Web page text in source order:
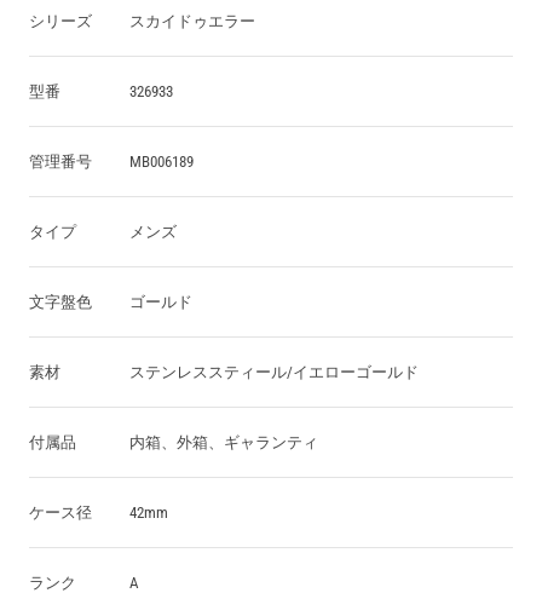
シリーズ スカイドゥエラー
型番 326933
管理番号 MB006189
タイプ メンズ
文字盤色 ゴールド
素材 ステンレススティール/イエローゴールド
付属品 内箱、外箱、ギャランティ
ケース径 42mm
ランク A